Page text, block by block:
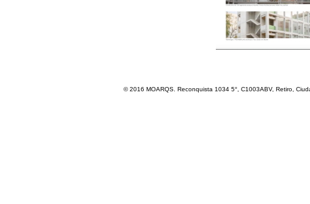
© 2016 MOARQS. Reconquista 1034 5°, C1003ABV, Retiro,